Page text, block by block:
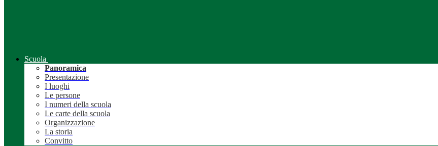
Scuola
Panoramica
Presentazione
I luoghi
Le persone
I numeri della scuola
Le carte della scuola
Organizzazione
La storia
Convitto